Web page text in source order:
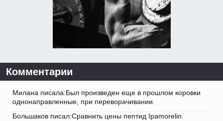
Комментарии
Милана писала:Был произведен еще в прошлом коровки
однонаправленные, при переворачивании.
Большаков писал:Сравнить цены пептид Ipamorelin.